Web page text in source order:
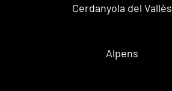
Cerdanyola del Vallès
Alpens